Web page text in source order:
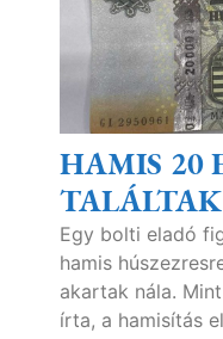
HAMIS 20
TALÁLTAK
Egy bolti eladó
hamis
akartak nála.
írta, a hamisítás